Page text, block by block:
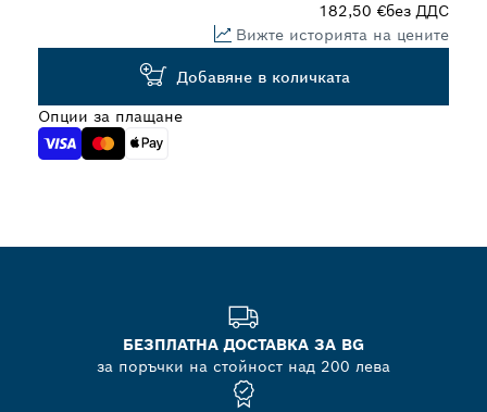
182,50 €без ДДС
Вижте историята на цените
Добавяне в количката
Опции за плащане
БЕЗПЛАТНА ДОСТАВКА ЗА BG
за поръчки на стойност над 200 лева